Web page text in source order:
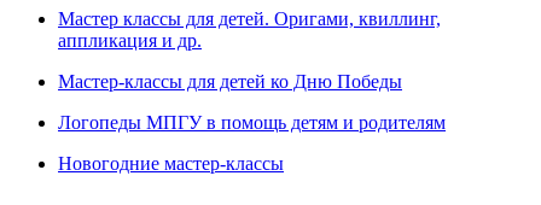
Мастер классы для детей. Оригами, квиллинг,
аппликация и др.
Мастер-классы для детей ко Дню Победы
Логопеды МПГУ в помощь детям и родителям
Новогодние мастер-классы